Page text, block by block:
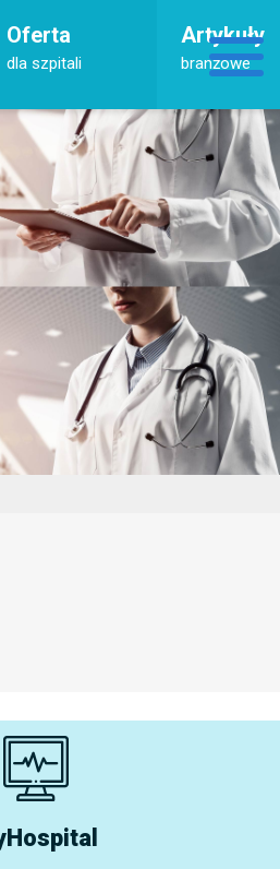
Oferta
dla szpitali
Artykuły
branżowe